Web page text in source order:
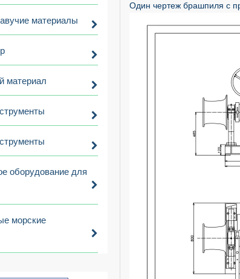
материалы
материал
оборудование для
морские
Один чертеж брашпиля с